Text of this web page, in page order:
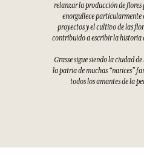
relanzar la producción de
enorgullece particularmente
proyectos y el cultivo de las
contribuido a escribir la historia
Grasse sigue siendo la ciudad
la patria de muchas “narices”
todos los amantes de la